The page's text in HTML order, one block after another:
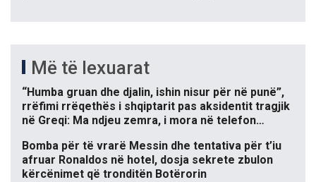
Më të lexuarat
“Humba gruan dhe djalin, ishin nisur për në punë”,
rrëfimi rrëqethës i shqiptarit pas aksidentit tragjik
në Greqi: Ma ndjeu zemra, i mora në telefon…
Bomba për të vrarë Messin dhe tentativa për t’iu
afruar Ronaldos në hotel, dosja sekrete zbulon
kërcënimet që tronditën Botërorin